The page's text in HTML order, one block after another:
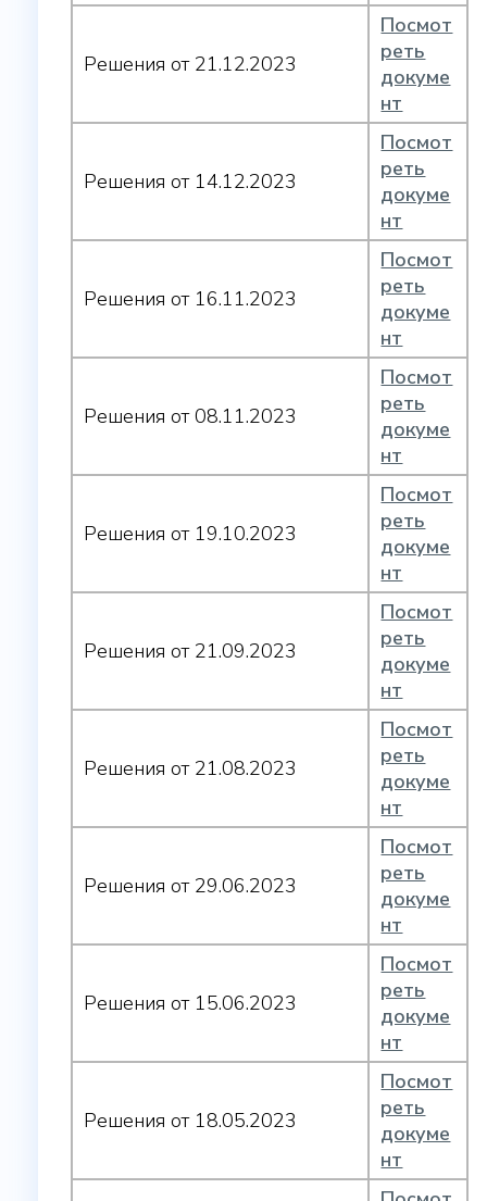
Решения от 21.12.2023
Посмот
реть
докуме
нт
Решения от 14.12.2023
Посмот
реть
докуме
нт
Решения от 16.11.2023
Посмот
реть
докуме
нт
Решения от 08.11.2023
Посмот
реть
докуме
нт
Решения от 19.10.2023
Посмот
реть
докуме
нт
Решения от 21.09.2023
Посмот
реть
докуме
нт
Решения от 21.08.2023
Посмот
реть
докуме
нт
Решения от 29.06.2023
Посмот
реть
докуме
нт
Решения от 15.06.2023
Посмот
реть
докуме
нт
Решения от 18.05.2023
Посмот
реть
докуме
нт